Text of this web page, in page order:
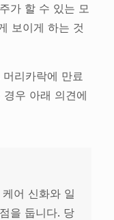
가 할 수 있는 모
보이게 하는 것
리카락에 만료
우 아래 의견에
어 신화와 일
을 둡니다. 당